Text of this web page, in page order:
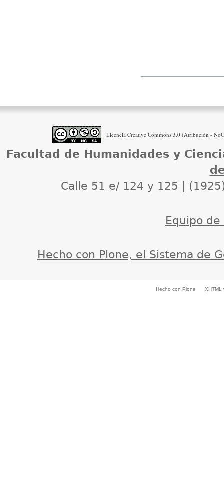
Licencia Creative Commons 3.0 (Atribución -
Facultad de Humanidades y
Calle 51 e/ 124 y 125 |
Equipo
Hecho con Plone, el Sistema de
Hecho con Plone XHTML